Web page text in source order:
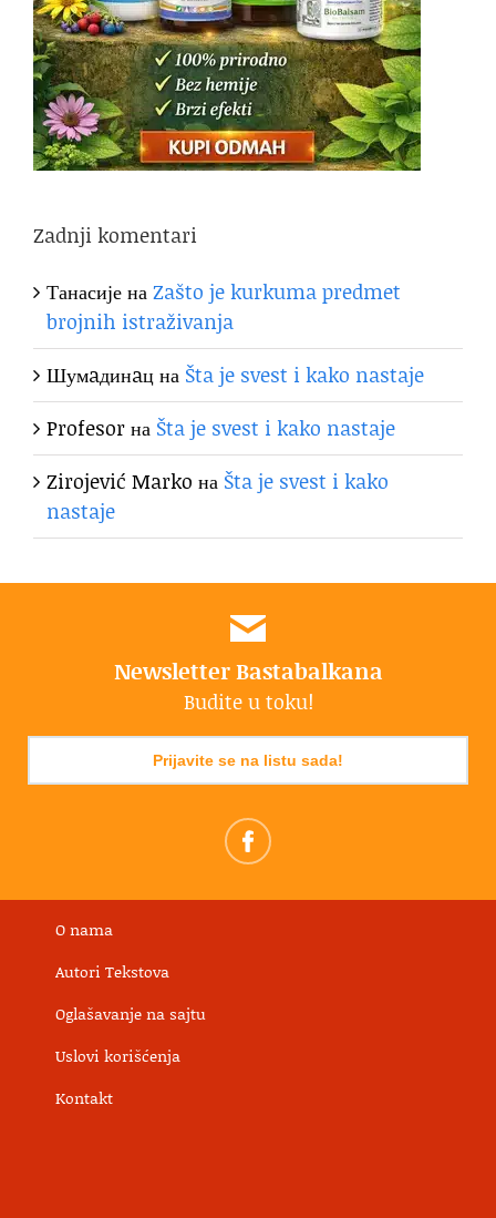
Zadnji komentari
ТанасијенаZašto je kurkuma predmet
brojnih istraživanja
Шумaдинaцна Šta je svest i kako nastaje
Profesorна Šta je svest i kako nastaje
Zirojević Marko на Šta je svest i kako
nastaje
Newsletter Bastabalkana
Budite u toku!
Prijavite se na listu sada!
O nama
Autori Tekstova
Oglašavanje na sajtu
Uslovi korišćenja
Kontakt